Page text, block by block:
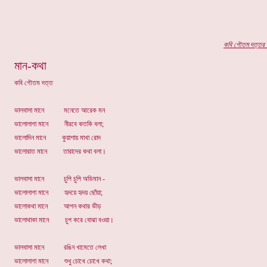
কবিগৌতম দত্তর
মান-কথা
কবি গৌতম দত্ত
ভালবাসা মানে মনেতে আরেক মন
ভালোলাগা মানে নীরবে কতকি বলা;
ভালোদিন মানে কুয়াশায় মাখা রোদ
ভালোরাত মানে তারাদের কথা বলা।
ভালবাসা মানে চুপি চুপি অভিমান -
ভালোলাগা মানে হৃদয়ে হৃদয় ছোঁয়া;
ভালোকথা মানে আপন কথার ভীড়
ভালোথাকা মানে চুপ করে বোঝা বওয়া।
ভালবাসা মানে রঙিন খামেতে লেখা
ভালোলাগা মানে শুধু চোখে চোখে কথা;